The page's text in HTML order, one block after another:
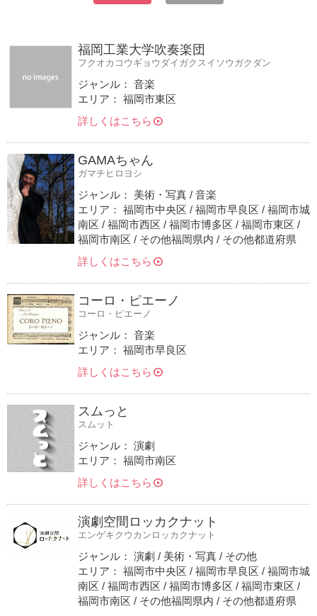
福岡工業大学吹奏楽団
フクオカコウギョウダイガクスイソウガクダン
ジャンル： 音楽
エリア： 福岡市東区
詳しくはこちら
GAMAちゃん
ガマチヒロヨシ
ジャンル： 美術・写真 / 音楽
エリア： 福岡市中央区 / 福岡市早良区 / 福岡市城
南区 / 福岡市西区 / 福岡市博多区 / 福岡市東区 /
福岡市南区 / その他福岡県内 / その他都道府県
詳しくはこちら
コーロ・ピエーノ
コーロ・ピエーノ
ジャンル： 音楽
エリア： 福岡市早良区
詳しくはこちら
スムっと
スムット
ジャンル： 演劇
エリア： 福岡市南区
詳しくはこちら
演劇空間ロッカクナット
エンゲキクウカンロッカクナット
ジャンル： 演劇 / 美術・写真 / その他
エリア： 福岡市中央区 / 福岡市早良区 / 福岡市城
南区 / 福岡市西区 / 福岡市博多区 / 福岡市東区 /
福岡市南区 / その他福岡県内 / その他都道府県